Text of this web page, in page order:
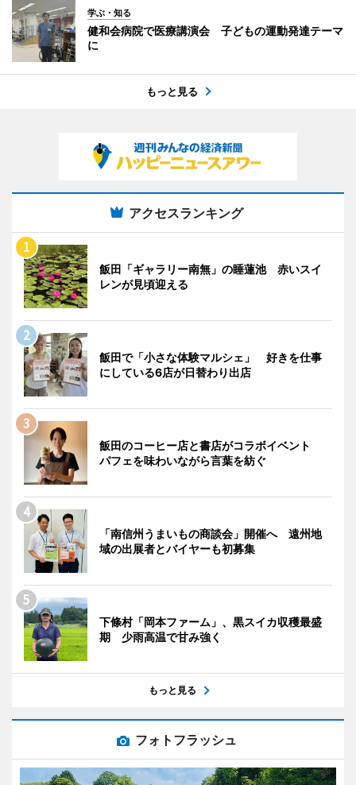
学ぶ・知る
健和会病院で医療講演会 子どもの運動発達テーマ
に
もっと見る
アクセスランキング
飯田「ギャラリー南無」の睡蓮池 赤いスイ
レンが見頃迎える
飯田で「小さな体験マルシェ」 好きを仕事
にしている6店が日替わり出店
飯田のコーヒー店と書店がコラボイベント
パフェを味わいながら言葉を紡ぐ
「南信州うまいもの商談会」開催へ 遠州地
域の出展者とバイヤーも初募集
下條村「岡本ファーム」、黒スイカ収穫最盛
期 少雨高温で甘み強く
もっと見る
フォトフラッシュ